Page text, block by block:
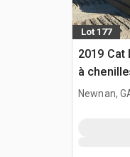
Lot 177
2019 Cat
à
Newnan,